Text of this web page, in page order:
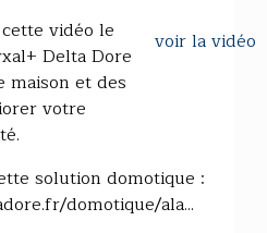
voir la vidéo
vidéo le
Delta Dore
maison et des
votre
solution domotique :
domotique/ala...